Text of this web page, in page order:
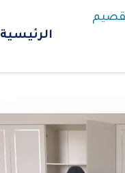
الرئيسية